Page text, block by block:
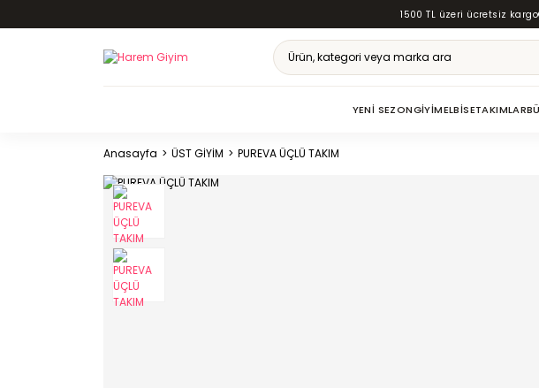
1500 TL üzeri ücretsiz kargo
YENI SEZONGIYIMELBISETAKIMLAR
Anasayfa ÜST GİYİM PUREVA ÜÇLÜ TAKIM